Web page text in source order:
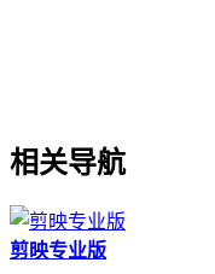
相关导航
剪映专业版